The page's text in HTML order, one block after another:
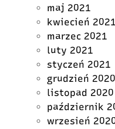
maj 2021
kwiecień 2021
marzec 2021
luty 2021
styczeń 2021
grudzień 2020
listopad 2020
październik
wrzesień